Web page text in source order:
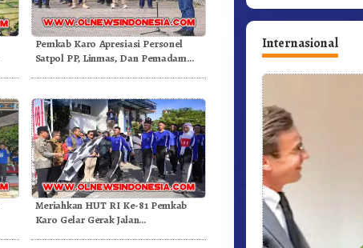
Pemkab Karo Apresiasi Personel
Satpol PP, Linmas, Dan Pemadam
Meriahkan HUT RI Ke-81 Pemkab
Karo Gelar Gerak Jalan
Internasional
Ditpolsatwa Baharkam Polri Tiba
Di Myanmar, Siap Bantu Korban
Gempa Myanmar